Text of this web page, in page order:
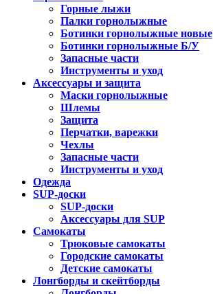
Горные лыжи
Палки горнолыжные
Ботинки горнолыжные новые
Ботинки горнолыжные Б/У
Запасные части
Инструменты и уход
Аксессуары и защита
Маски горнолыжные
Шлемы
Защита
Перчатки, варежки
Чехлы
Запасные части
Инструменты и уход
Одежда
SUP-доски
SUP-доски
Аксессуары для SUP
Самокаты
Трюковые самокаты
Городские самокаты
Детские самокаты
Лонгборды и скейтборды